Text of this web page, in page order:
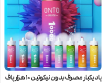
پاد یکبار مصرف بدون نیکوتین ۱۰ هزار پاف